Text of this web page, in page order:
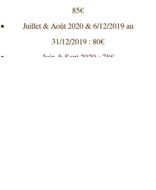
85€
Juillet & Août 2020 & 6/12/2019 au
31/12/2019 : 80€
Juin & Sept 2020 : 78€